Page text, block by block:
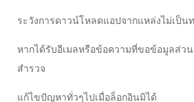
ระวังการดาวน์โหลดแอปจากแหล่งไม่เป็น
หากได้รับอีเมลหรือข้อความที่ขอข้อมูลส่ว
สำรวจ
แก้ไขปัญหาทั่วๆไปเมื่อล็อกอินมิได้